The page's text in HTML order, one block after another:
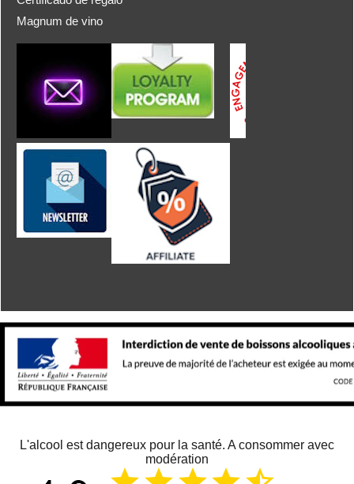
Magnum de vino
L'alcool est dangereux pour la santé. A consommer avec
modération